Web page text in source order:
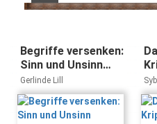
Begriffe versenken:
Sinn und Unsinn
pädagogischer
Gewohnheitswörter
Gerlinde Lill